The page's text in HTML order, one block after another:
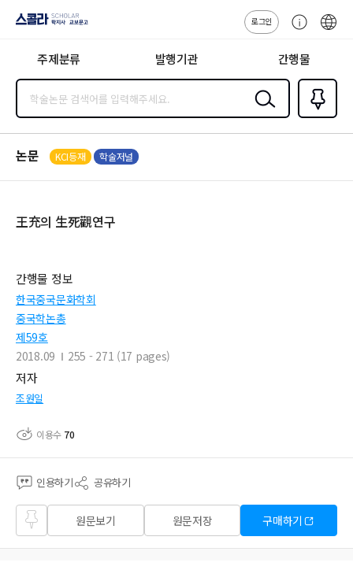
지사·교보문고
로그인
센
주제분류 발행기관 간행물
검색
즐겨찾
기0
논문 KCI등재 학술저널
王充의 生死觀연구
간행물 정보
한국중국문화학회
중국학논총
제59호
2018.09
255 - 271 (17 pages)
저자
조원일
이용수 70
인용하기 공유하기
즐겨
찾기
원문보기 원문저장 구매하기